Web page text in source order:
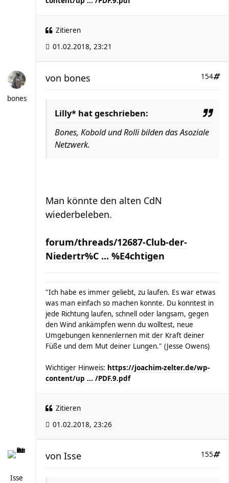
Zitieren
01.02.2018, 23:21
bones
154
von bones
Lilly* hat geschrieben:
Bones, Kobold und Rolli bilden das Asoziale
Netzwerk.
Man könnte den alten CdN
wiederbeleben.
forum/threads/12687-Club-der-
Niedertr%C ... %E4chtigen
"Ich habe es immer geliebt, zu laufen. Es war etwas
was man einfach so machen konnte. Du konntest in
jede Richtung laufen, schnell oder langsam, gegen
den Wind ankämpfen wenn du wolltest, neue
Umgebungen kennenlernen mit der Kraft deiner
Füße und dem Mut deiner Lungen." (Jesse Owens)
Wichtiger Hinweis: https://joachim-zelter.de/wp-
content/up ... /PDF.9.pdf
Zitieren
01.02.2018, 23:26
Isse
155
von Isse